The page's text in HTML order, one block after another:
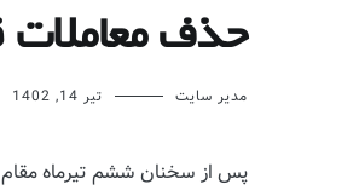
حذف معاملات
مدیر سایت تیر 14, 1402
پس از سخنان ششم تیرماه مقام